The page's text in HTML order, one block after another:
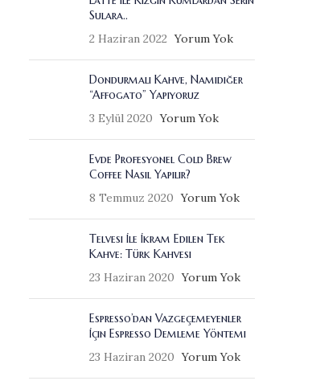
Sulara..
2 Haziran 2022 Yorum Yok
Dondurmalı Kahve, Namıdiğer
“Affogato” Yapıyoruz
3 Eylül 2020 Yorum Yok
Evde Profesyonel Cold Brew
Coffee Nasıl Yapılır?
8 Temmuz 2020 Yorum Yok
Telvesi İle İkram Edilen Tek
Kahve: Türk Kahvesi
23 Haziran 2020 Yorum Yok
Espresso’dan Vazgeçemeyenler
İçin Espresso Demleme Yöntemi
23 Haziran 2020 Yorum Yok